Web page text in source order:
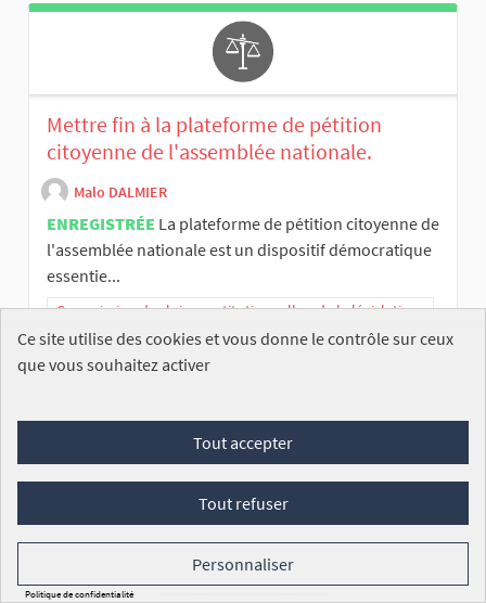
Mettre fin à la plateforme de pétition
citoyenne de l'assemblée nationale.
Malo DALMIER
ENREGISTRÉE La plateforme de pétition citoyenne de
l'assemblée nationale est un dispositif démocratique
essentie...
Commission des lois constitutionnelles, de la législation
et de l’administration générale de la République
PÉTITION NATIONALE Pour la présomption
Ce site utilise des cookies et vous donne le contrôle sur ceux
que vous souhaitez activer
Tout accepter
Tout refuser
Personnaliser
Politique de confidentialité